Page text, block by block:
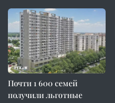
Почти 1 600 семей
получили льготные